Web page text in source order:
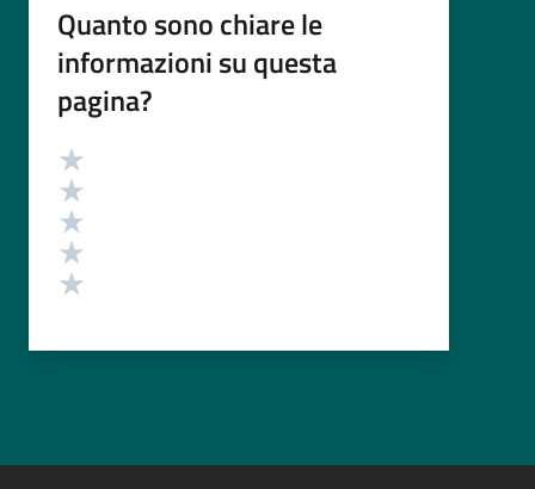
Quanto sono chiare le
informazioni su questa
pagina?
Valutazione